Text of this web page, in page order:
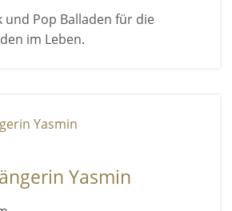
und Pop Balladen für die
im Leben.
Yasmin